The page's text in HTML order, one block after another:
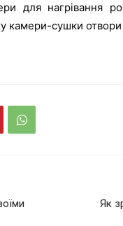
для нагрівання
камери-сушки отвори
Як